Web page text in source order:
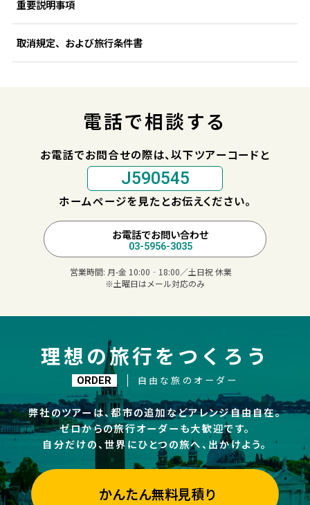
重要説明事項
取消規定、および旅行条件書
電話で相談する
お電話でお問合せの際は、以下ツアーコードと
J590545
ホームページを見たとお伝えください。
お電話でお問い合わせ
03-5956-3035
営業時間: 月-金 10:00‐18:00／土日祝 休業
※土曜日はメール対応のみ
理想の旅行をつくろう
ORDER 自由な旅のオーダー
弊社のツアーは、都市の追加などアレンジ自由自在。
ゼロからの旅行オーダーも大歓迎です。
自分だけの、世界にひとつの旅へ、出かけよう。
かんたん無料見積り